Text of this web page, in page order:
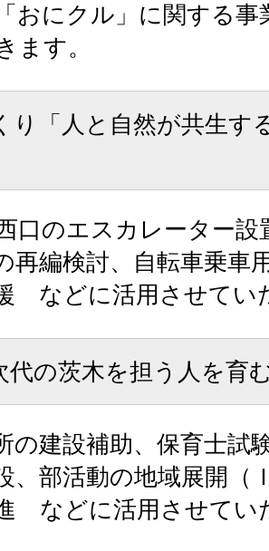
おにクル」に関する事
ます。
り「人と自然が共生す
口のエスカレーター設
再編検討、自転車乗車
などに活用させてい
代の茨木を担う人を育
の建設補助、保育士試
、部活動の地域展開（
などに活用させてい